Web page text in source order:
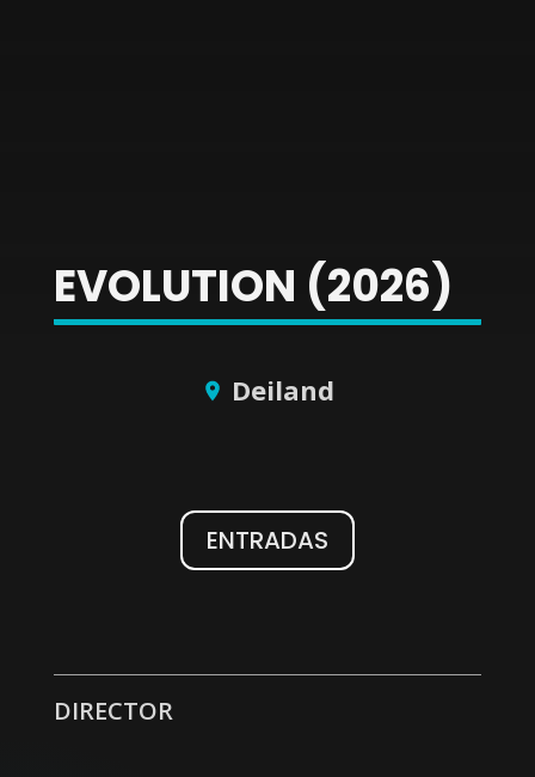
EVOLUTION (2026)
DIRECTOR
Deiland
ENTRADAS
WhatsApp
Facebook
X